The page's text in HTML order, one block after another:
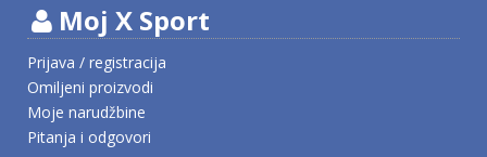
Moj X Sport
Prijava / registracija
Omiljeni proizvodi
Moje narudžbine
Pitanja i odgovori